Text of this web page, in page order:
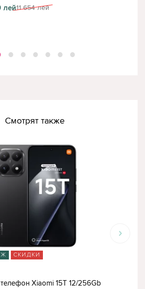
11 654 лей
лей
Смотрят также
СКИДКИ
Xiaomi 15T 12/256Gb